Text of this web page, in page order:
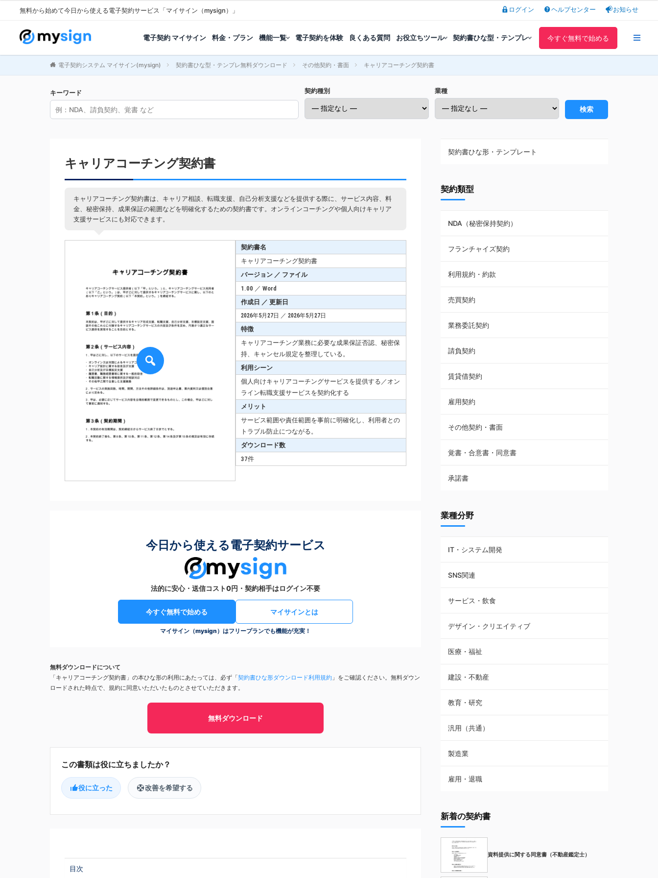
無料から始めて今日から使える電子契約サービス「マイサイン（mysign）」 ログイン ヘルプセンター お知らせ
電子契約 マイサイン 料金・プラン 機能一覧 電子契約を体験 良くある質問 お役立ちツール 契約書ひな型・テンプレ 今すぐ無料で始める
電子契約システム マイサイン(mysign) 契約書ひな型・テンプレ無料ダウンロード その他契約・書面 キャリアコーチング契約書
キーワード 契約種別 業種
検索
キャリアコーチング契約書
キャリアコーチング契約書は、キャリア相談、転職支援、自己分析支援などを提供する際に、サービス内容、料
金、秘密保持、成果保証の範囲などを明確化するための契約書です。オンラインコーチングや個人向けキャリア
支援サービスにも対応できます。
契約書名
キャリアコーチング契約書
バージョン ／ ファイル
1.00 ／ Word
作成日 ／ 更新日
2026年5月27日 ／ 2026年5月27日
特徴
キャリアコーチング業務に必要な成果保証否認、秘密保
持、キャンセル規定を整理している。
利用シーン
個人向けキャリアコーチングサービスを提供する／オン
ライン転職支援サービスを契約化する
メリット
サービス範囲や責任範囲を事前に明確化し、利用者との
トラブル防止につながる。
ダウンロード数
37件
今日から使える電子契約サービス
法的に安心・送信コスト0円・契約相手はログイン不要
今すぐ無料で始める マイサインとは
マイサイン（mysign）はフリープランでも機能が充実！
無料ダウンロードについて
「キャリアコーチング契約書」の本ひな形の利用にあたっては、必ず「契約書ひな形ダウンロード利用規約 」をご確認ください。無料ダウン
ロードされた時点で、規約に同意いただいたものとさせていただきます。
無料ダウンロード
役に立った 改善を希望する
目次
契約書ひな形・テンプレート
NDA（秘密保持契約）
業務委託契約
利用規約・約款
覚書・合意書・同意書
承諾書
雇用契約
その他契約・書面
売買契約
株主総会議事録・関連書類
請負契約
フランチャイズ契約
賃貸借契約
契約類型
NDA（秘密保持契約）
フランチャイズ契約
利用規約・約款
売買契約
業務委託契約
請負契約
賃貸借契約
雇用契約
その他契約・書面
覚書・合意書・同意書
承諾書
業種分野
IT・システム開発
SNS関連
サービス・飲食
デザイン・クリエイティブ
医療・福祉
建設・不動産
教育・研究
汎用（共通）
製造業
雇用・退職
新着の契約書
資料提供に関する同意書（不動産鑑定士）